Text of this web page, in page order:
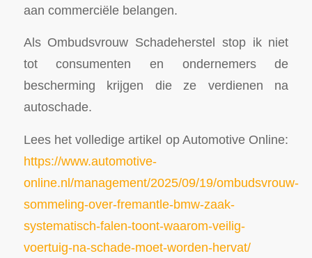
aan commerciële belangen.
Als Ombudsvrouw Schadeherstel stop ik niet
tot consumenten en ondernemers de
bescherming krijgen die ze verdienen na
autoschade.
Lees het volledige artikel op Automotive Online:
https://www.automotive-
online.nl/management/2025/09/19/ombudsvrouw-
sommeling-over-fremantle-bmw-zaak-
systematisch-falen-toont-waarom-veilig-
voertuig-na-schade-moet-worden-hervat/